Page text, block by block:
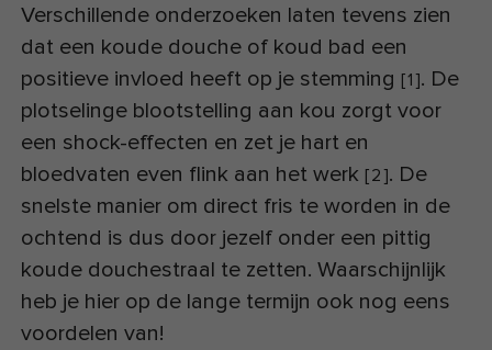
Verschillende onderzoeken laten tevens zien
dat een koude douche of koud bad een
positieve invloed heeft op je stemming [1]. De
plotselinge blootstelling aan kou zorgt voor
een shock-effecten en zet je hart en
bloedvaten even flink aan het werk [2]. De
snelste manier om direct fris te worden in de
ochtend is dus door jezelf onder een pittig
koude douchestraal te zetten. Waarschijnlijk
heb je hier op de lange termijn ook nog eens
voordelen van!